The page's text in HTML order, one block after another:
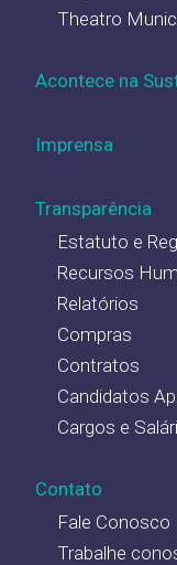
Theatro
Acontece na
Imprensa
Transparência
Estatuto e
Recursos
Relatórios
Compras
Contratos
Candidatos
Cargos e
Contato
Fale Conosco
Trabalhe